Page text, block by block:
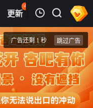
更新
43
热榜 APP
第01集